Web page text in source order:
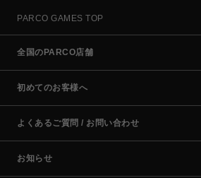
PARCO GAMES TOP
全国のPARCO店舗
初めてのお客様へ
よくあるご質問 / お問い合わせ
お知らせ